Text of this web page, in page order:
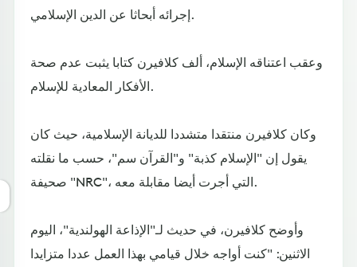
إجرائه أبحاثا عن الدين الإسلامي.
وعقب اعتناقه الإسلام، ألف كلافيرن كتابا يثبت عدم صحة
الأفكار المعادية للإسلام.
وكان كلافيرن منتقدا متشددا للديانة الإسلامية، حيث كان
يقول إن "الإسلام كذبة" و"القرآن سم"، حسب ما نقلته
صحيفة "NRC"، التي أجرت أيضا مقابلة معه.
وأوضح كلافيرن، في حديث لـ"الإذاعة الهولندية"، اليوم
الاثنين: "كنت أواجه خلال قيامي بهذا العمل عددا متزايدا